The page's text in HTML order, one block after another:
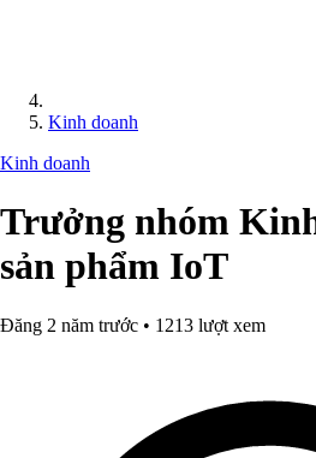
Kinh doanh
Kinh doanh
Trưởng nhóm
sản phẩm IoT
Đăng 2 năm trước • 1213 lượt xem